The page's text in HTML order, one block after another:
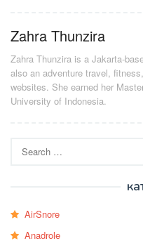
Zahra Thunzira
Zahra Thunzira is a Jakarta-
also an adventure travel,
websites. She earned her
University of Indonesia.
for:
AirSnore
Anadrole